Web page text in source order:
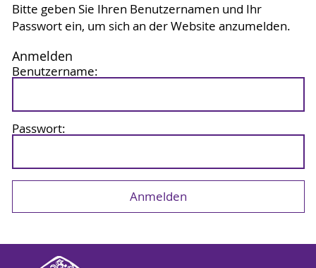
Bitte geben Sie Ihren Benutzernamen und Ihr
Passwort ein, um sich an der Website anzumelden.
Anmelden
Benutzername:
Passwort: